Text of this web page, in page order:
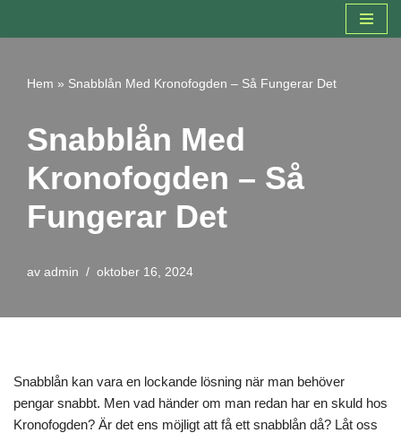
innehåll
Hem » Snabblån Med Kronofogden – Så Fungerar Det
Snabblån Med
Kronofogden – Så
Fungerar Det
av admin oktober 16, 2024
Snabblån kan vara en lockande lösning när man behöver
pengar snabbt. Men vad händer om man redan har en skuld hos
Kronofogden? Är det ens möjligt att få ett snabblån då? Låt oss